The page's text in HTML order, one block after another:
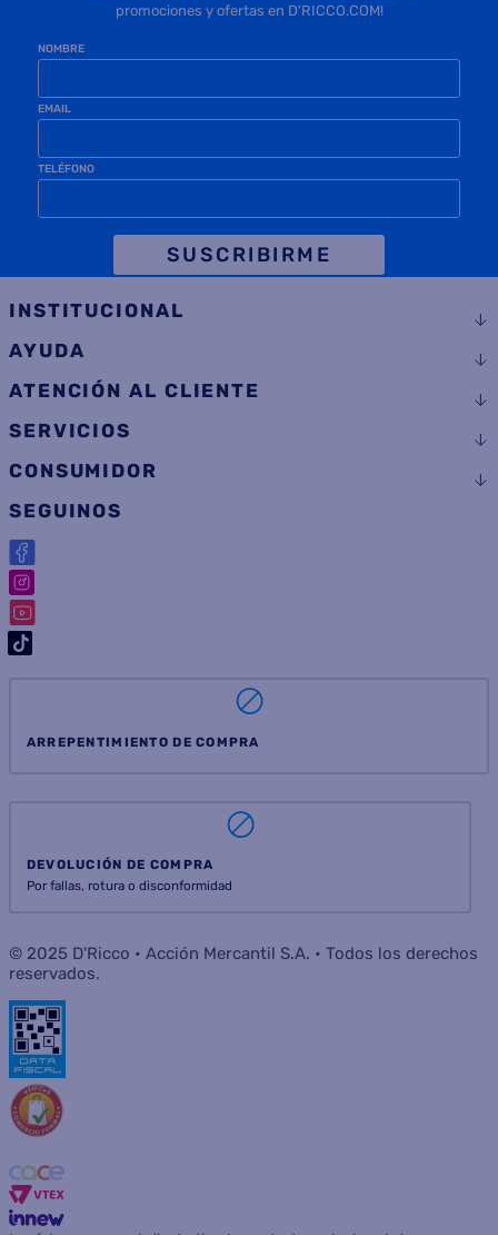
promociones y ofertas en D'RICCO.COM!
NOMBRE
EMAIL
TELÉFONO
SUSCRIBIRME
INSTITUCIONAL
AYUDA
ATENCIÓN AL CLIENTE
SERVICIOS
CONSUMIDOR
SEGUINOS
ARREPENTIMIENTO DE COMPRA
DEVOLUCIÓN DE COMPRA
Por fallas, rotura o disconformidad
© 2025 D'Ricco • Acción Mercantil S.A. • Todos los derechos
reservados.